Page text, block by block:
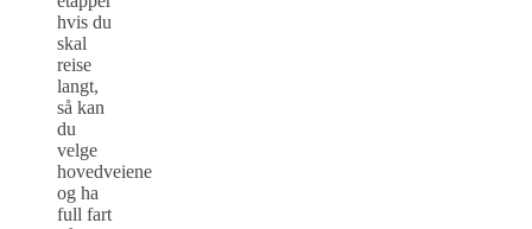
hvis du
skal
reise
langt,
så kan
du
velge
hovedveiene
og ha
full fart